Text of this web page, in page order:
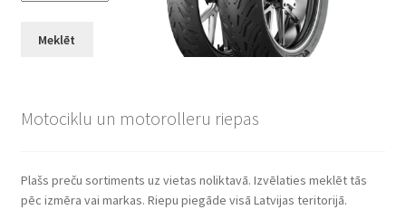
Meklēt
Motociklu un motorolleru riepas
Plašs preču sortiments uz vietas noliktavā. Izvēlaties meklēt tās
pēc izmēra vai markas. Riepu piegāde visā Latvijas teritorijā.